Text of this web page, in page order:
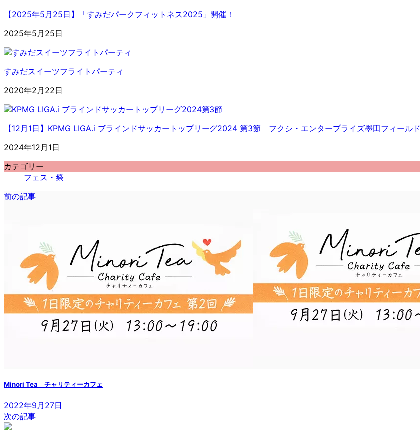
【2025年5月25日】「すみだパークフィットネス2025」開催！
2025年5月25日
すみだスイーツフライトパーティ
2020年2月22日
【12月1日】KPMG LIGA.i ブラインドサッカートップリーグ2024 第3節 フクシ・エンタープライズ墨田フィールド
2024年12月1日
カテゴリー
フェス・祭
前の記事
Minori Tea チャリティーカフェ
2022年9月27日
次の記事